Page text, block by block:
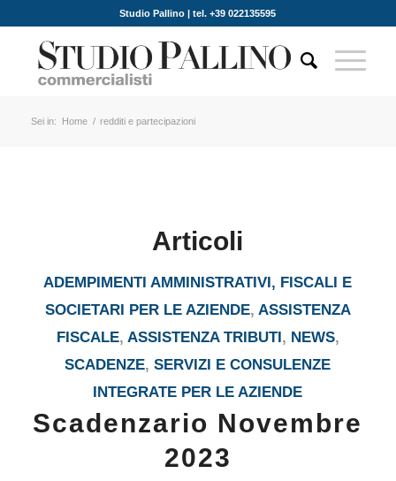
Studio Pallino | tel. +39 022135595
Sei in: Home / redditi e partecipazioni
Articoli
ADEMPIMENTI AMMINISTRATIVI, FISCALI E
SOCIETARI PER LE AZIENDE, ASSISTENZA
FISCALE, ASSISTENZA TRIBUTI, NEWS,
SCADENZE,SERVIZI E CONSULENZE
INTEGRATE PER LE AZIENDE
Scadenzario Novembre
2023